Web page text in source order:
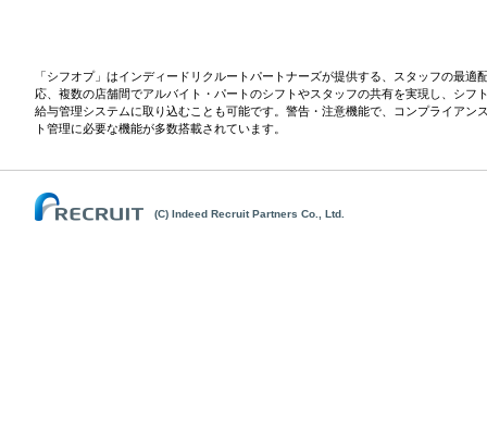
「シフオプ」はインディードリクルートパートナーズが提供する、スタッフの最
応、複数の店舗間でアルバイト・パートのシフトやスタッフの共有を実現し、シ
給与管理システムに取り込むことも可能です。警告・注意機能で、コンプライア
ト管理に必要な機能が多数搭載されています。
(C) Indeed Recruit Partners Co., Ltd.